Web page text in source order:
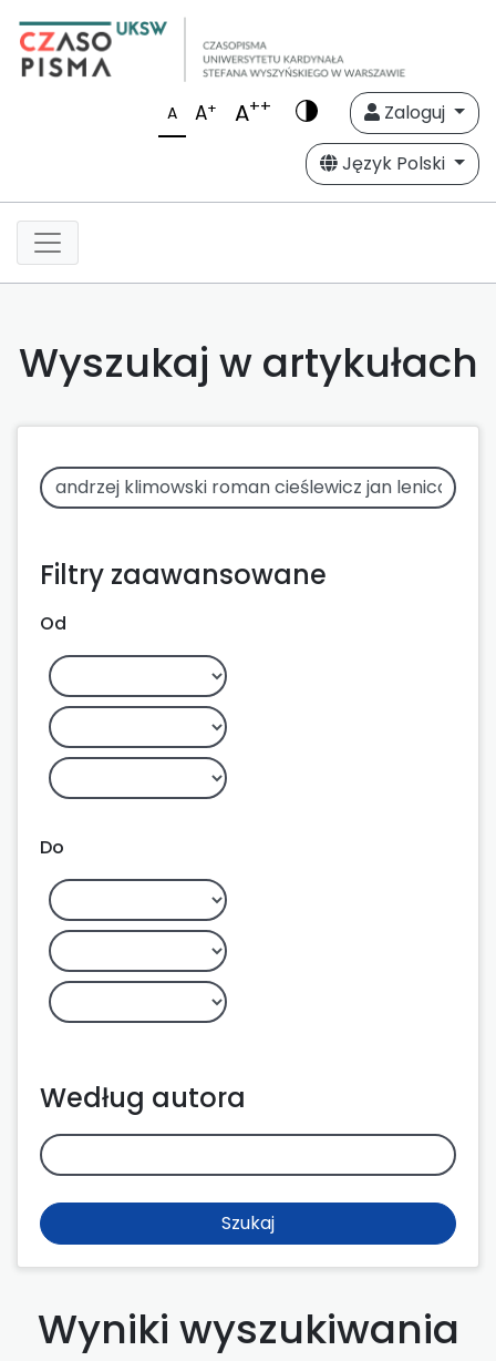
A A+ A++
Zaloguj
Język Polski
Wyszukaj w artykułach
Filtry zaawansowane
Od
Do
Według autora
Szukaj
Wyniki wyszukiwania